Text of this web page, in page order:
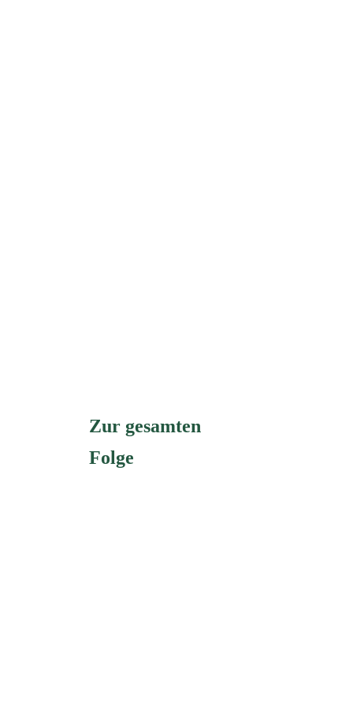
Zur gesamten
Folge